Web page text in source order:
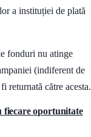
a instituției de plată
fonduri nu atinge
(indiferent de
returnată către acesta.
fiecare oportunitate